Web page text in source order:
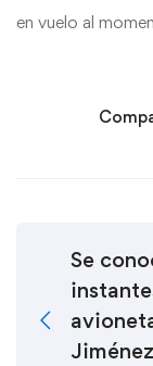
en vuelo al
Se